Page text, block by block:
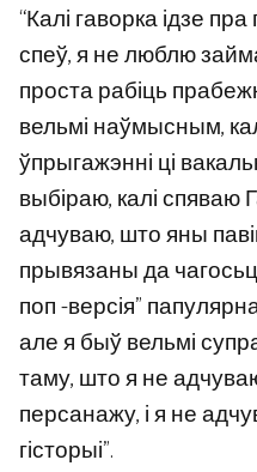
“Калі гаворка ідзе
спеў, я не люблю
проста рабіць
вельмі наўмысным,
ўпрыгажэнні ці
выбіраю, калі спяваю
адчуваю, што яны
прывязаны да
поп -версія”
але я быў вельмі
таму, што я не
персанажу, і я не
гісторыі”.